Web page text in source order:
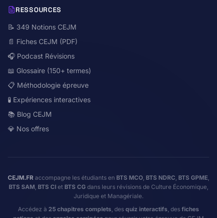
RESSOURCES
📝 349 Notions CEJM
📄 Fiches CEJM (PDF)
🎧 Podcast Révisions
📖 Glossaire (150+ termes)
📋 Méthodologie épreuve
🧪 Expériences interactives
📚 Blog CEJM
💎 Nos offres
CEJM.FR accompagne les étudiants en BTS MCO, BTS NDRC, BTS GPME,
BTS SAM, BTS CI et BTS CG dans leurs révisions de Culture Économique,
Juridique et Managériale.
Accédez à 25 chapitres complets, des quiz interactifs, des fiches